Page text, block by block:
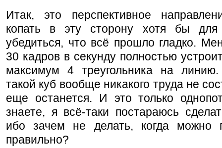
Итак, это перспективное
копать в эту сторону хотя бы для
убедиться, что всё прошло гладко.
30 кадров в секунду полностью
максимум 4 треугольника на линию.
такой куб вообще никакого труда не
еще останется. И это только
знаете, я всё-таки постараюсь
ибо зачем не делать, когда можно
правильно?